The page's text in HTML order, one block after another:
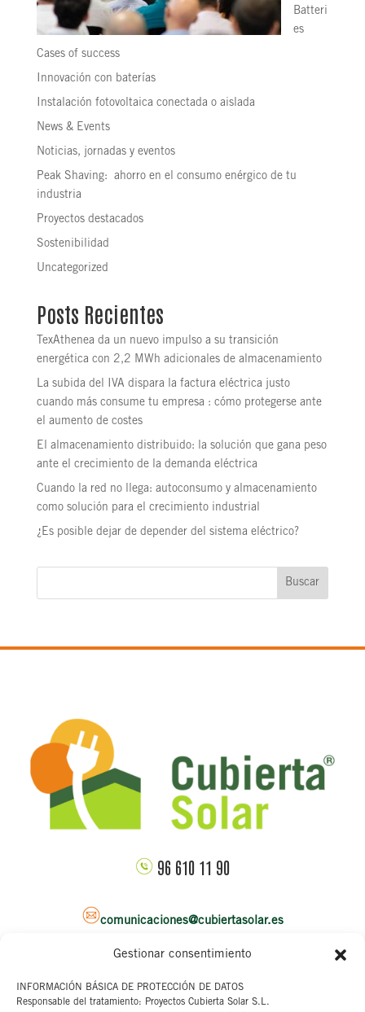
Gestionar consentimiento
INFORMACIÓN BÁSICA DE PROTECCIÓN DE DATOS
Responsable del tratamiento: Proyectos Cubierta Solar S.L.
Batteri
es
Cases of success
Innovación con baterías
Instalación fotovoltaica conectada o aislada
News & Events
Noticias, jornadas y eventos
Peak Shaving: ahorro en el consumo enérgico de tu
industria
Proyectos destacados
Sostenibilidad
Uncategorized
Posts Recientes
TexAthenea da un nuevo impulso a su transición
energética con 2,2 MWh adicionales de almacenamiento
La subida del IVA dispara la factura eléctrica justo
cuando más consume tu empresa : cómo protegerse ante
el aumento de costes
El almacenamiento distribuido: la solución que gana peso
ante el crecimiento de la demanda eléctrica
Cuando la red no llega: autoconsumo y almacenamiento
como solución para el crecimiento industrial
¿Es posible dejar de depender del sistema eléctrico?
Buscar
96 610 11 90
comunicaciones@cubiertasolar.es
Sede corporativa
C/ Pascual y Genis, 20